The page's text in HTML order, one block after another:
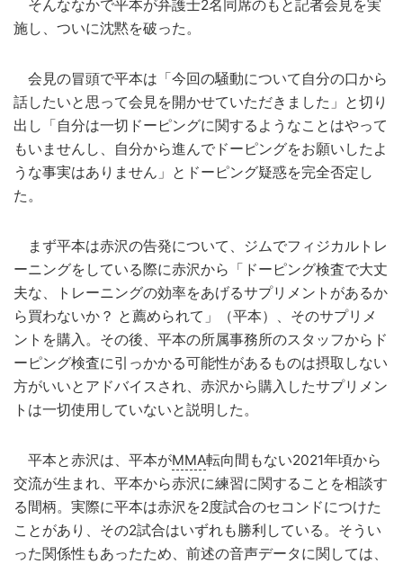
そんななかで平本が弁護士2名同席のもと記者会見を実
施し、ついに沈黙を破った。
会見の冒頭で平本は「今回の騒動について自分の口から
話したいと思って会見を開かせていただきました」と切り
出し「自分は一切ドーピングに関するようなことはやって
もいませんし、自分から進んでドーピングをお願いしたよ
うな事実はありません」とドーピング疑惑を完全否定し
た。
まず平本は赤沢の告発について、ジムでフィジカルトレ
ーニングをしている際に赤沢から「ドーピング検査で大丈
夫な、トレーニングの効率をあげるサプリメントがあるか
ら買わないか？ と薦められて」（平本）、そのサプリメ
ントを購入。その後、平本の所属事務所のスタッフからド
ーピング検査に引っかかる可能性があるものは摂取しない
方がいいとアドバイスされ、赤沢から購入したサプリメン
トは一切使用していないと説明した。
平本と赤沢は、平本がMMA転向間もない2021年頃から
交流が生まれ、平本から赤沢に練習に関することを相談す
る間柄。実際に平本は赤沢を2度試合のセコンドにつけた
ことがあり、その2試合はいずれも勝利している。そうい
った関係性もあったため、前述の音声データに関しては、